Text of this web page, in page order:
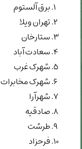
برق آلستوم
تهران ویلا
ستارخان
سعادت آباد
شهرک غرب
شهرک مخابرات
شهرآرا
صادقیه
طرشت
فرحزاد